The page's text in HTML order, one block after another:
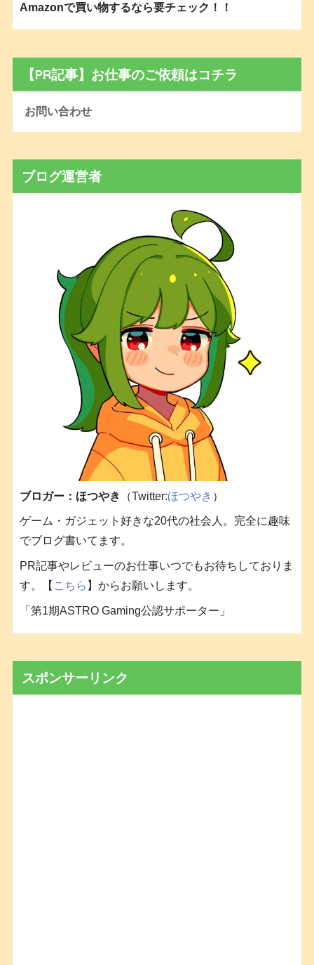
Amazonで買い物するなら要チェック！！
【PR記事】お仕事のご依頼はコチラ
お問い合わせ
ブログ運営者
ブロガー：ほつやき （Twitter:ほつやき ）
ゲーム・ガジェット好きな20代の社会人。完全に趣味
でブログ書いてます。
PR記事やレビューのお仕事いつでもお待ちしておりま
す。【 こちら 】からお願いします。
「第1期ASTRO Gaming公認サポーター」
スポンサーリンク